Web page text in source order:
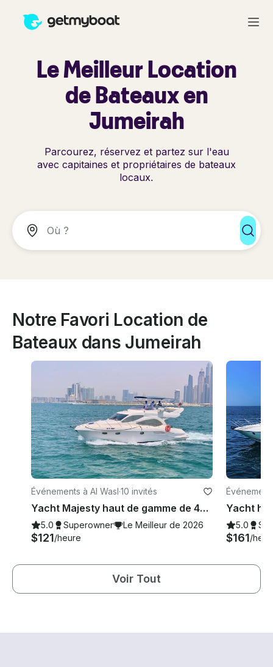
Le Meilleur Location
de Bateaux en
Jumeirah
Parcourez, réservez et partez sur l'eau
avec capitaines et propriétaires de bateaux
locaux.
Notre Favori Location de
Bateaux dans Jumeirah
Événements à Al Wasl·10 invités
Yacht Majesty haut de gamme de 44 pieds | Idéal pour les couples et les familles !
5.0 Superowner Le Meilleur de 2026
$121/heure
5.0
$161/
Voir Tout